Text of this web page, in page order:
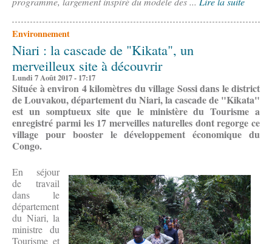
Environnement
Niari : la cascade de "Kikata", un
merveilleux site à découvrir
Lundi 7 Août 2017 - 17:17
Située à environ 4 kilomètres du village Sossi dans le district
de Louvakou, département du Niari, la cascade de "Kikata"
est un somptueux site que le ministère du Tourisme a
enregistré parmi les 17 merveilles naturelles dont regorge ce
village pour booster le développement économique du
Congo.
En séjour
de travail
dans le
département
du Niari, la
ministre du
Tourisme et